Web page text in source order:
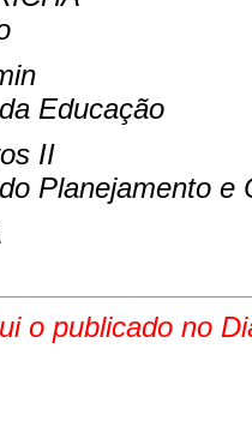
Educação
II
Planejamento e
o publicado no